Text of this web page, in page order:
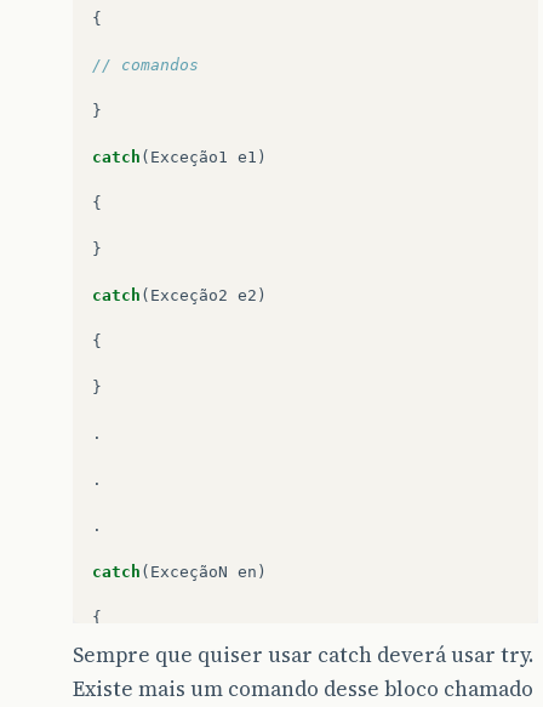
{
// comandos
}
catch ( Exceção1 e1 )
{
}
catch ( Exceção2 e2 )
{
}
.
.
.
catch ( ExceçãoN en )
{
}
Sempre que quiser usar catch deverá usar try.
Existe mais um comando desse bloco chamado